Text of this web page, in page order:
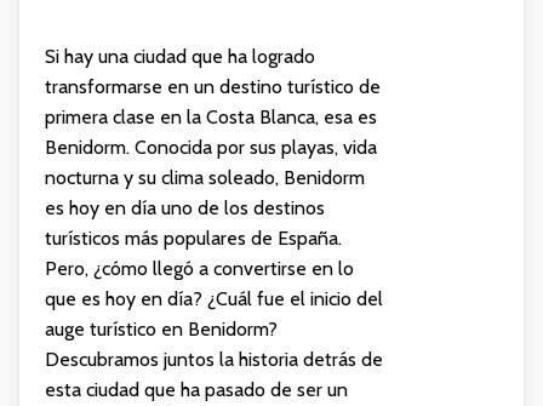
Si hay una ciudad que ha logrado
transformarse en un destino turístico de
primera clase en la Costa Blanca, esa es
Benidorm. Conocida por sus playas, vida
nocturna y su clima soleado, Benidorm
es hoy en día uno de los destinos
turísticos más populares de España.
Pero, ¿cómo llegó a convertirse en lo
que es hoy en día? ¿Cuál fue el inicio del
auge turístico en Benidorm?
Descubramos juntos la historia detrás de
esta ciudad que ha pasado de ser un